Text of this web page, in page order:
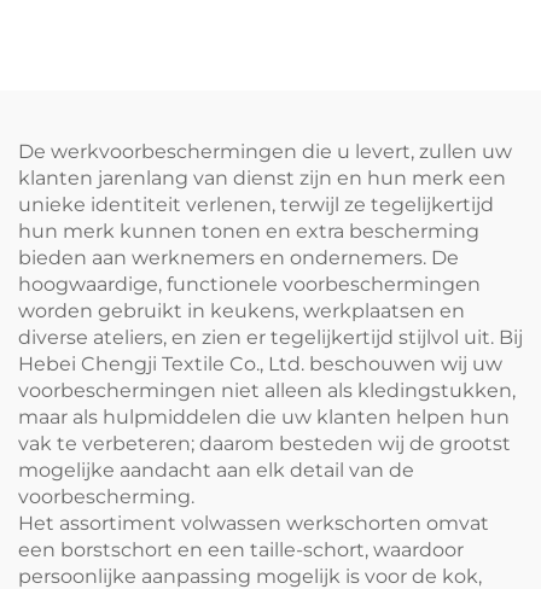
De werkvoorbeschermingen die u levert, zullen uw
klanten jarenlang van dienst zijn en hun merk een
unieke identiteit verlenen, terwijl ze tegelijkertijd
hun merk kunnen tonen en extra bescherming
bieden aan werknemers en ondernemers. De
hoogwaardige, functionele voorbeschermingen
worden gebruikt in keukens, werkplaatsen en
diverse ateliers, en zien er tegelijkertijd stijlvol uit. Bij
Hebei Chengji Textile Co., Ltd. beschouwen wij uw
voorbeschermingen niet alleen als kledingstukken,
maar als hulpmiddelen die uw klanten helpen hun
vak te verbeteren; daarom besteden wij de grootst
mogelijke aandacht aan elk detail van de
voorbescherming.
Het assortiment volwassen werkschorten omvat
een borstschort en een taille-schort, waardoor
persoonlijke aanpassing mogelijk is voor de kok,